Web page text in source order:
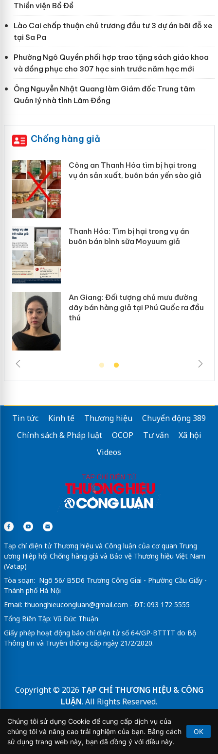
Thiền viện Bồ Đề
Lào Cai chấp thuận chủ trương đầu tư 3 dự án bãi đỗ xe
tại Sa Pa
Phường Ngô Quyền phối hợp trao tặng sách giáo khoa
và đồng phục cho 307 học sinh trước năm học mới
Ông Nguyễn Nhật Quang làm Giám đốc Trung tâm
Quản lý nhà tỉnh Lâm Đồng
Chống hàng giả
giả
Lào Cai xử lý 83 vụ vi phạm thương
mại trong tháng 7
Hưng Yên: Xử lý 6 hộ kinh doanh bán
hàng giả mạo nhãn hiệu Adidas, Nike
Cà Mau: Tiêu hủy công khai hàng
ngàn sản phẩm nhập lậu, bảo vệ môi
trường kinh doanh
Tin tức Kinh tế Thương hiệu
Chuyển động 389
Chính sách & Pháp luật
OCOP Tư vấn
Xã hội
Videos
Tạp chí điện tử Thương hiệu và Công luận của cơ quan Trung
ương Hiệp hội Chống hàng giả và Bảo vệ Thương hiệu Việt Nam
(Vatap)
Tòa soạn: Ngõ 56/ B5D6 Trương Công Giai - Phường Cầu Giấy -
Thành phố Hà Nội
Email: thuonghieucongluan@gmail.com - ĐT: 093 172 5555
Tổng Biên Tập: Vũ Đức Thuận
Giấy phép hoạt động báo chí điện tử số 64/GP-BTTTT do Bộ
Thông tin và Truyền thông cấp ngày 21/2/2020.
Copyright © 2026 TẠP CHÍ THƯƠNG HIỆU & CÔNG
LUẬN. All Rights Reserved.
Bản quyền thuộc Tạp chí Thương hiệu và Công luận. Cấm
sao chép dưới mọi hình thức nếu không có sự chấp thuận
bằng văn bản.
Chúng tôi sử dụng Cookie để cung cấp dịch vụ của
chúng tôi và nâng cao trải nghiệm của bạn. Bằng cách
sử dụng trang web này, bạn đã đồng ý với điều này.
OK